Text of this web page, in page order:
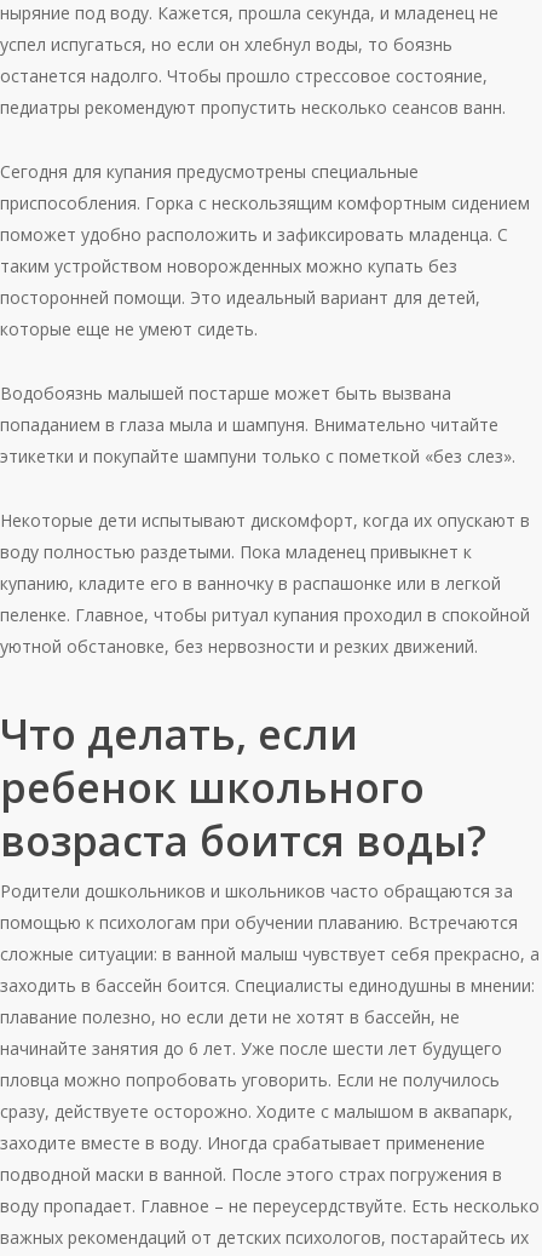
ныряние под воду. Кажется, прошла секунда, и младенец не
успел испугаться, но если он хлебнул воды, то боязнь
останется надолго. Чтобы прошло стрессовое состояние,
педиатры рекомендуют пропустить несколько сеансов ванн.
Сегодня для купания предусмотрены специальные
приспособления. Горка с нескользящим комфортным сидением
поможет удобно расположить и зафиксировать младенца. С
таким устройством новорожденных можно купать без
посторонней помощи. Это идеальный вариант для детей,
которые еще не умеют сидеть.
Водобоязнь малышей постарше может быть вызвана
попаданием в глаза мыла и шампуня. Внимательно читайте
этикетки и покупайте шампуни только с пометкой «без слез».
Некоторые дети испытывают дискомфорт, когда их опускают в
воду полностью раздетыми. Пока младенец привыкнет к
купанию, кладите его в ванночку в распашонке или в легкой
пеленке. Главное, чтобы ритуал купания проходил в спокойной
уютной обстановке, без нервозности и резких движений.
Что делать, если
ребенок школьного
возраста боится воды?
Родители дошкольников и школьников часто обращаются за
помощью к психологам при обучении плаванию. Встречаются
сложные ситуации: в ванной малыш чувствует себя прекрасно, а
заходить в бассейн боится. Специалисты единодушны в мнении:
плавание полезно, но если дети не хотят в бассейн, не
начинайте занятия до 6 лет. Уже после шести лет будущего
пловца можно попробовать уговорить. Если не получилось
сразу, действуете осторожно. Ходите с малышом в аквапарк,
заходите вместе в воду. Иногда срабатывает применение
подводной маски в ванной. После этого страх погружения в
воду пропадает. Главное – не переусердствуйте. Есть несколько
важных рекомендаций от детских психологов, постарайтесь их